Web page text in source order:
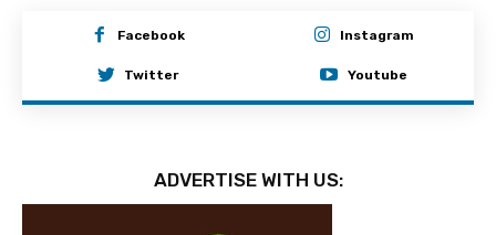
Facebook Instagram
Twitter Youtube
ADVERTISE WITH US: